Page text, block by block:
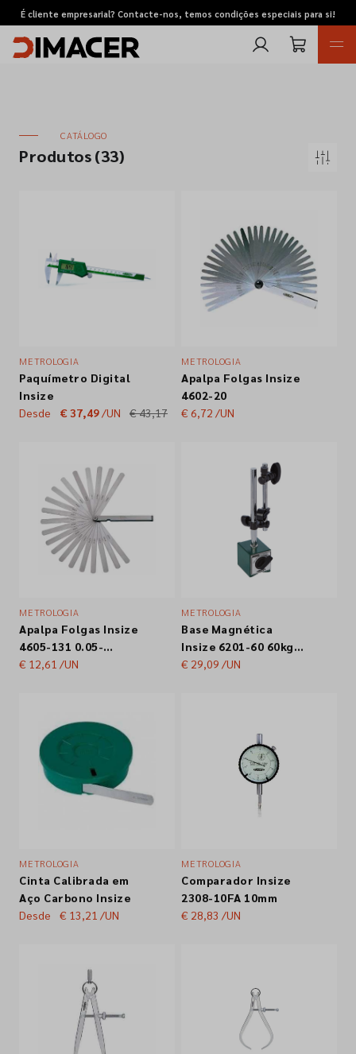
É cliente empresarial? Contacte-nos, temos condições especiais para si!
Pedidos de cotação
Empresa
Siga-nos nas redes sociais
CATÁLOGO
Produtos(33)
METROLOGIA
Paquímetro Digital
Insize
Desde
€ 37,49/UN € 43,17
METROLOGIA
Apalpa Folgas Insize
4602-20
€ 6,72 /UN
METROLOGIA
Apalpa Folgas Insize
4605-131 0.05-
1.00mm
€ 12,61 /UN
METROLOGIA
Base Magnética
Insize 6201-60 60kg
176mm
€ 29,09 /UN
METROLOGIA
Cinta Calibrada em
Aço Carbono Insize
Desde
€ 13,21 /UN
METROLOGIA
Comparador Insize
2308-10FA 10mm
€ 28,83 /UN